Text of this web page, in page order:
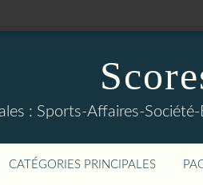
: Sports-Affaires-
CATÉGORIES PRINCIPALES